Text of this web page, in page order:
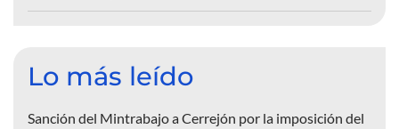
Lo más leído
Sanción del Mintrabajo a Cerrejón por la imposición del